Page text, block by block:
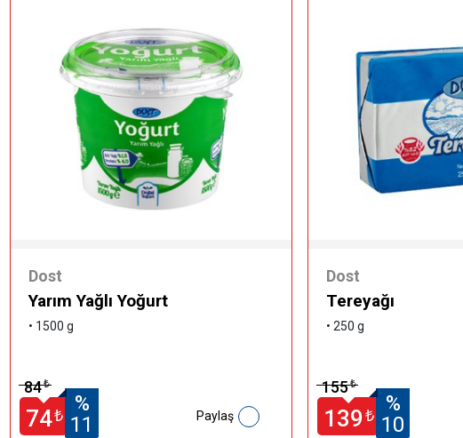
Dost
Yarım Yağlı Yoğurt
• 1500 g
84₺
74₺
%
11
Paylaş
Dost
Tereyağı
• 250 g
155₺
139 ₺
%
10